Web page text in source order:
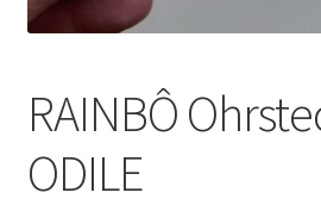
RAINBÔ
ODILE